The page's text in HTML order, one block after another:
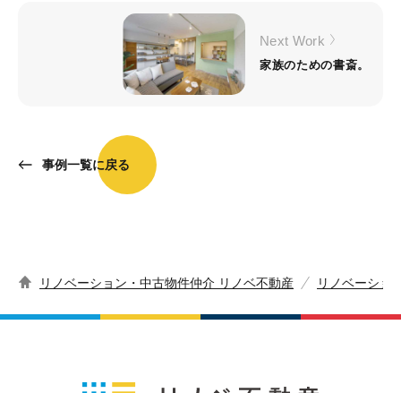
事例一覧に戻る
Next Work
家族のための書斎。
リノベーション・中古物件仲介 リノベ不動産 リノベーショ